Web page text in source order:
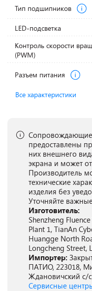
Тип подшипников
LED-подсветка
Контроль скорости
(PWM)
Разъем питания
Все характеристики
Сопровождающие
предоставлены
них внешнего
экрана и может
Производитель
технические
изделия без
Уточняйте
Изготовитель:
Shenzheng
Plant 1, TianAn
Huangge North
Longcheng Street,
Импортер:
ПАТИО, 223018,
Ждановичский с/
Сервисные